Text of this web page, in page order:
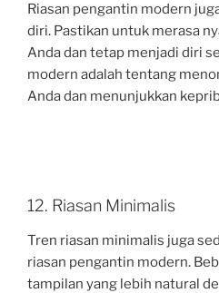
Riasan pengantin modern
diri. Pastikan untuk merasa
Anda dan tetap menjadi diri
modern adalah tentang
Anda dan menunjukkan
12. Riasan Minimalis
Tren riasan minimalis juga
riasan pengantin modern.
tampilan yang lebih natural